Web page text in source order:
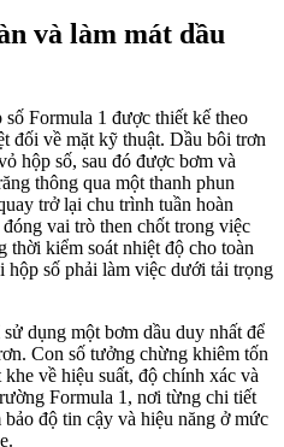
và làm mát dầu
Formula 1 được thiết kế theo
đối về mặt kỹ thuật. Dầu bôi trơn
hộp số, sau đó được bơm và
thông qua một thanh phun
trở lại chu trình tuần hoàn
vai trò then chốt trong việc
kiểm soát nhiệt độ cho toàn
hộp số phải làm việc dưới tải trọng
dụng một bơm dầu duy nhất để
Con số tưởng chừng khiêm tốn
về hiệu suất, độ chính xác và
Formula 1, nơi từng chi tiết
độ tin cậy và hiệu năng ở mức